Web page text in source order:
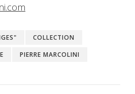
COLLECTION
PIERRE MARCOLINI